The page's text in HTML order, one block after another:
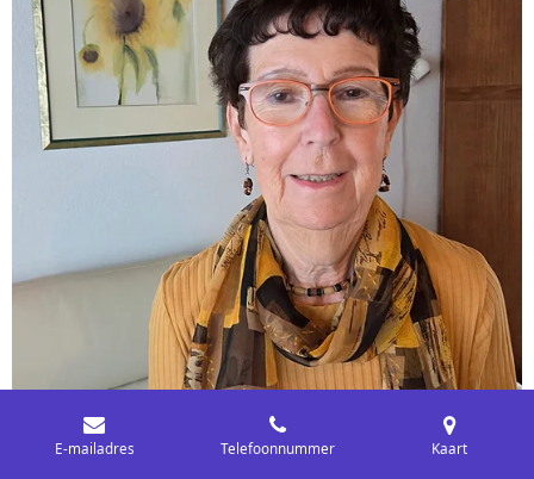
E-mailadres Telefoonnummer Kaart